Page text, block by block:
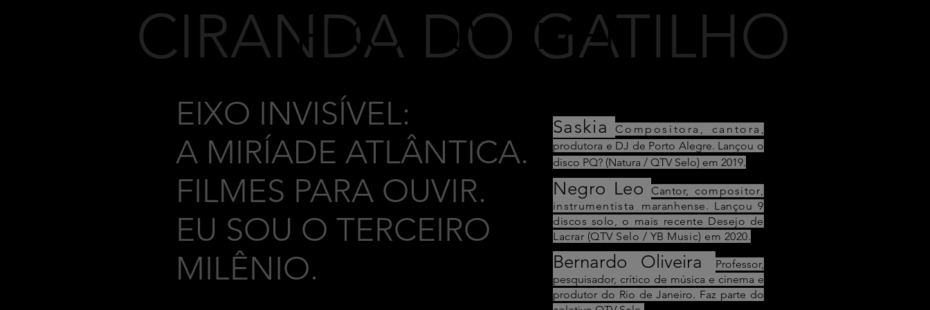
CIRANDA DO GATILHO
EIXO INVISÍVEL
EIXO INVISÍVEL:
A MIRÍADE ATLÂNTICA.
FILMES PARA OUVIR.
EU SOU O TERCEIRO
MILÊNIO.
Saskia Compositora, cantora ,
produtora e DJ de Porto Alegre. Lançou o
disco PQ? (Natura / QTV Selo) em 2019.
Negro LeoCantor, compositor,
instrumentista
maranhense. Lançou 9
discos solo, o mais recente Desejo de
Lacrar (QTV Selo / YB Music) em 2020.
Bernardo Oliveira
Professor,
pesquisador, crítico de música e cinema e
produtor do Rio de Janeiro. Faz parte do